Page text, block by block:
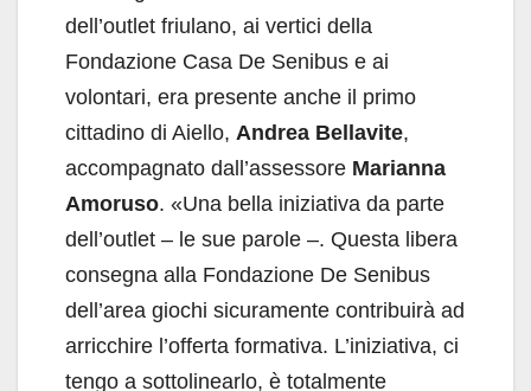
dell’outlet friulano, ai vertici della
Fondazione Casa De Senibus e ai
volontari, era presente anche il primo
cittadino di Aiello, Andrea Bellavite,
accompagnato dall’assessore Marianna
Amoruso. «Una bella iniziativa da parte
dell’outlet – le sue parole –. Questa libera
consegna alla Fondazione De Senibus
dell’area giochi sicuramente contribuirà ad
arricchire l’offerta formativa. L’iniziativa, ci
tengo a sottolinearlo, è totalmente